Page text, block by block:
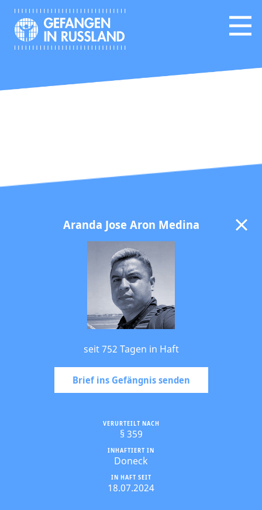
Aranda Jose Aron Medina
seit 752 Tagen in Haft
Brief ins Gefängnis senden
IN HAFT SEIT
18.07.2024
INHAFTIERT IN
Doneck
VERURTEILT NACH
§ 359